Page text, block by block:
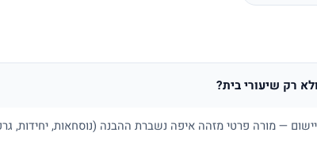
רק שיעורי בית?
— מורה פרטי מזהה איפה נשברת ההבנה (נוסחאות, יחידות,